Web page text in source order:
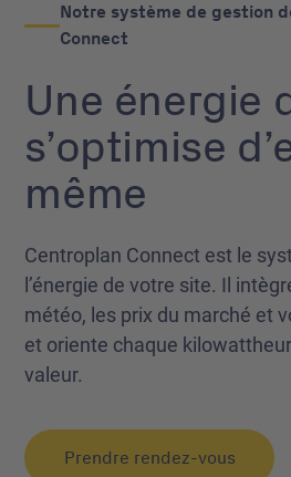
Notre système de gestion
Connect
Une énergie
s’optimise
même
Centroplan Connect est le
l’énergie de votre site. Il
météo, les prix du marché et
et oriente chaque
valeur.
Prendre rendez-vous